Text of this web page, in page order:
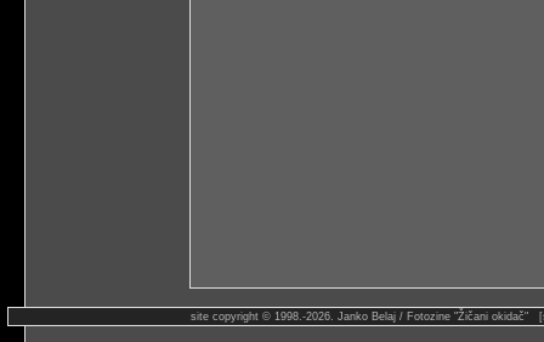
site copyright © 1998.-2026. Janko Belaj / Fotozine "Žičani okidač"